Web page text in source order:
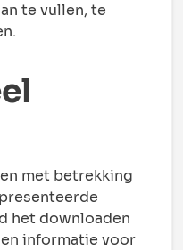
te vullen, te
met betrekking
het downloaden
informatie voor